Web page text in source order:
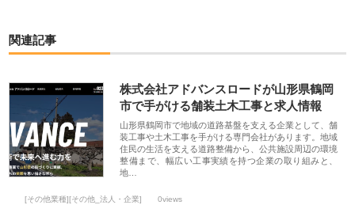
関連記事
株式会社アドバンスロードが山形県鶴岡
市で手がける舗装土木工事と求人情報
山形県鶴岡市で地域の道路基盤を支える企業として、舗
装工事や土木工事を手がける専門会社があります。地域
住民の生活を支える道路整備から、公共施設周辺の環境
整備まで、幅広い工事実績を持つ企業の取り組みと、
地…
[その他業種][その他_法人・企業] 0views